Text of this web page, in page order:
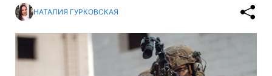
НАТАЛИЯ ГУРКОВСКАЯ